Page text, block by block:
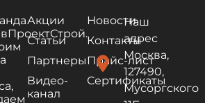
Акции
Новости
Статьи
Контакты
Партнеры Прайс-лист
Видео-
канал
Сертификаты
location_on
Наш
адрес
Москва,
127490,
Мусоргского